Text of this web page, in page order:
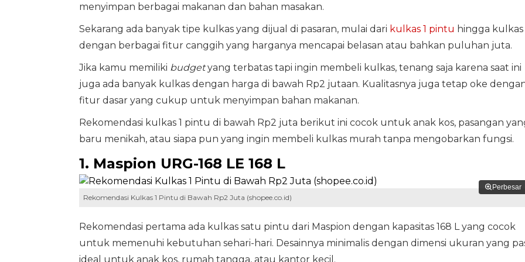
menyimpan berbagai makanan dan bahan masakan.
Sekarang ada banyak tipe kulkas yang dijual di pasaran, mulai dari kulkas 1 pintu hingga kulkas
dengan berbagai fitur canggih yang harganya mencapai belasan atau bahkan puluhan juta.
Jika kamu memiliki budgetyang terbatas tapi ingin membeli kulkas, tenang saja karena saat ini
juga ada banyak kulkas dengan harga di bawah Rp2 jutaan. Kualitasnya juga tetap oke
fitur dasar yang cukup untuk menyimpan bahan makanan.
Rekomendasi kulkas 1 pintu di bawah Rp2 juta berikut ini cocok untuk anak kos, pasangan
baru menikah, atau siapa pun yang ingin membeli kulkas murah tanpa mengobarkan fungsi.
1. Maspion URG-168 LE 168 L
Perbesar
Rekomendasi Kulkas 1 Pintu di Bawah Rp2 Juta (shopee.co.id)
Rekomendasi pertama ada kulkas satu pintu dari Maspion dengan kapasitas 168 L yang cocok
untuk memenuhi kebutuhan sehari-hari. Desainnya minimalis dengan dimensi ukuran yang
ideal untuk anak kos, rumah tangga, atau kantor kecil.